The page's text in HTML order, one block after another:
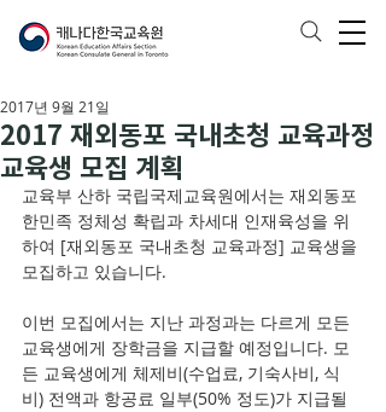
2017 재외동포 국내초청 교육과정
교육생 모집 계획
2017년 9월 21일
교육부 산하 국립국제교육원에서는 재외동포
한민족 정체성 확립과 차세대 인재육성을 위
하여 [재외동포 국내초청 교육과정] 교육생을
모집하고 있습니다.
이번 모집에서는 지난 과정과는 다르게 모든
교육생에게 장학금을 지급할 예정입니다. 모
든 교육생에게 체제비(수업료, 기숙사비, 식
비) 전액과 항공료 일부(50% 정도)가 지급될